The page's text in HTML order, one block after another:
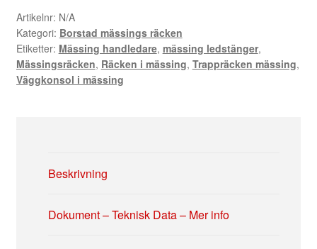
mängd
Artikelnr: N/A
Kategori: Borstad mässings räcken
Etiketter: Mässing handledare, mässing ledstänger,
Mässingsräcken, Räcken i mässing, Trappräcken mässing,
Väggkonsol i mässing
Beskrivning
Dokument – Teknisk Data – Mer info